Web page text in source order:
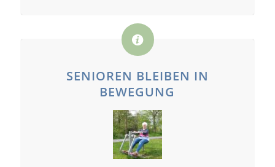
SENIOREN BLEIBEN IN
BEWEGUNG